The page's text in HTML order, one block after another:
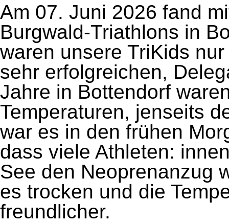
Am 07. Juni 2026 fand
Burgwald-Triathlons in
waren unsere TriKids
sehr erfolgreichen,
Jahre in Bottendorf
Temperaturen, jenseits
war es in den frühen
dass viele Athleten:
See den Neoprenanzug
es trocken und die
freundlicher.